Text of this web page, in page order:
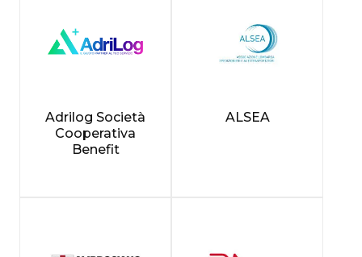
Adrilog Società
Cooperativa
Benefit
ALSEA